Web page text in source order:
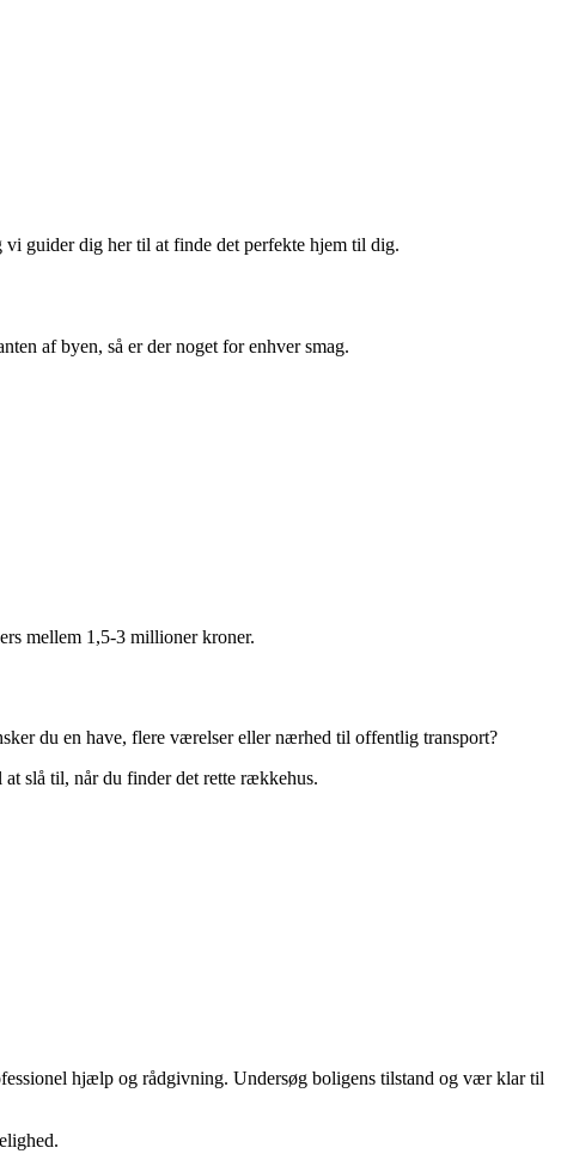
vi guider dig her til at finde det perfekte hjem til dig.
af byen, så er der noget for enhver smag.
mellem 1,5-3 millioner kroner.
du en have, flere værelser eller nærhed til offentlig transport?
slå til, når du finder det rette rækkehus.
hjælp og rådgivning. Undersøg boligens tilstand og vær klar til